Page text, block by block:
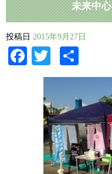
未来中
投稿日 2015年9月27日
Facebook
Twitter
有